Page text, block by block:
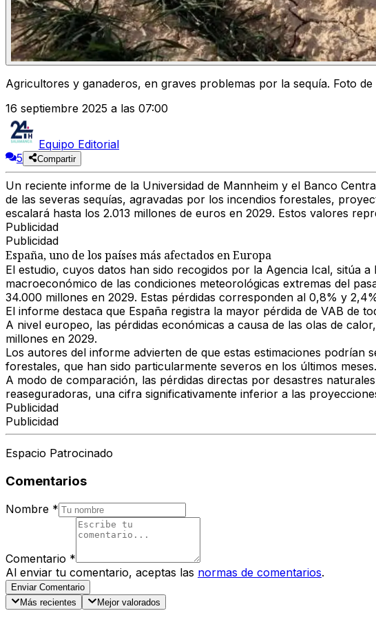
Agricultores y ganaderos, en graves problemas por la sequía. Foto
16 septiembre 2025 a las 07:00
Equipo Editorial
5
Compartir
Un reciente informe de la Universidad de Mannheim y el Banco
de las severas sequías, agravadas por los incendios forestales,
escalará hasta los 2.013 millones de euros en 2029. Estos valores
Publicidad
Publicidad
España, uno de los países más afectados en Europa
El estudio, cuyos datos han sido recogidos por la Agencia Ical, sitúa
macroeconómico de las condiciones meteorológicas extremas del
34.000 millones en 2029. Estas pérdidas corresponden al 0,8% y
El informe destaca que España registra la mayor pérdida de VAB de
A nivel europeo, las pérdidas económicas a causa de las olas de
millones en 2029.
Los autores del informe advierten de que estas estimaciones
forestales, que han sido particularmente severos en los últimos meses.
A modo de comparación, las pérdidas directas por desastres
reaseguradoras, una cifra significativamente inferior a las
Publicidad
Publicidad
Espacio Patrocinado
Comentarios
Nombre *
Comentario *
Al enviar tu comentario, aceptas las normas de comentarios.
Enviar Comentario
Más recientes
Mejor valorados